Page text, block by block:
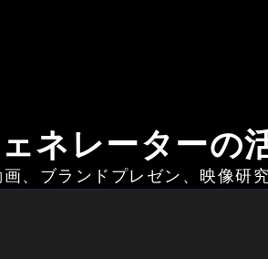
ネレーターの
、ブランドプレゼン、映像研